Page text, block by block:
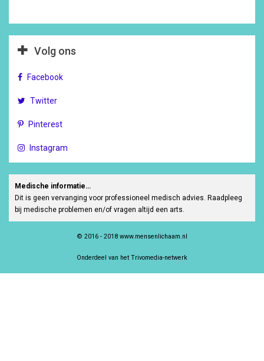
Volg ons
Facebook
Twitter
Pinterest
Instagram
Medische informatie…
Dit is geen vervanging voor professioneel medisch advies. Raadpleeg
bij medische problemen en/of vragen altijd een arts.
© 2016 - 2018 www.mensenlichaam.nl
Onderdeel van het Trivomedia-netwerk